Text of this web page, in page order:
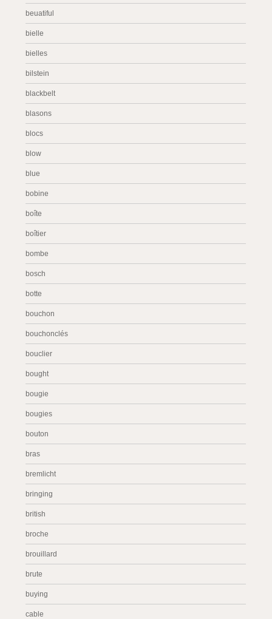
beuatiful
bielle
bielles
bilstein
blackbelt
blasons
blocs
blow
blue
bobine
boîte
boîtier
bombe
bosch
botte
bouchon
bouchonclés
bouclier
bought
bougie
bougies
bouton
bras
bremlicht
bringing
british
broche
brouillard
brute
buying
cable